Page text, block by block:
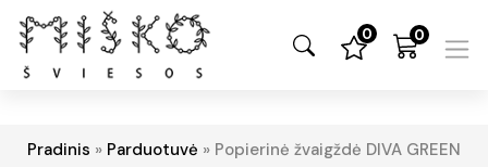
0 0
Pradinis » Parduotuvė » Popierinė žvaigždė DIVA GREEN